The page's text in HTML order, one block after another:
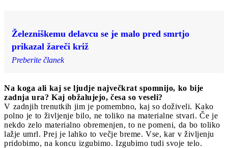
Železniškemu delavcu se je malo pred smrtjo
prikazal žareči križ
Preberite članek
Na koga ali kaj se ljudje največkrat spomnijo, ko bije
zadnja ura? Kaj obžalujejo, česa so veseli?
V zadnjih trenutkih jim je pomembno, kaj so doživeli. Kako
polno je to življenje bilo, ne toliko na materialne stvari. Če je
nekdo zelo materialno obremenjen, to ne pomeni, da bo toliko
lažje umrl. Prej je lahko to večje breme. Vse, kar v življenju
pridobimo, na koncu izgubimo. Izgubimo tudi svoje telo.